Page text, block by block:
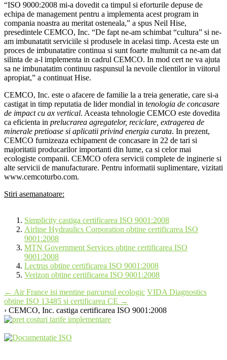
“ISO 9000:2008 mi-a dovedit ca timpul si eforturile depuse de
echipa de management pentru a implementa acest program in
compania noastra au meritat osteneala,” a spus Neil Hise,
presedintele CEMCO, Inc. “De fapt ne-am schimbat “cultura” si ne-
am imbunatatit serviciile si produsele in acelasi timp. Acesta este un
proces de imbunatatire continua si sunt foarte multumit ca ne-am dat
silinta de a-l implementa in cadrul CEMCO. In mod cert ne va ajuta
sa ne imbunatatim continuu raspunsul la nevoile clientilor in viitorul
apropiat,” a continuat Hise.
CEMCO, Inc. este o afacere de familie la a treia generatie, care si-a
castigat in timp reputatia de lider mondial in tenologia de concasare
de impact cu ax vertical. Aceasta tehnologie CEMCO este dovedita
ca eficienta in prelucrarea agregatelor, reciclare, extragerea de
minerale pretioase si aplicatii privind energia curata. In prezent,
CEMCO furnizeaza echipament de concasare in 22 de tari si
majoritatii producarilor importanti din lume, ca si celor mai
ecologiste companii. CEMCO ofera servicii complete de inginerie si
alte servicii de manufacturare. Pentru informatii suplimentare, vizitati
www.cemcoturbo.com.
Stiri asemanatoare:
Simplicity castiga certificarea ISO 9001:2008
Airline Hydraulics Corporation obtine certificarea ISO
9001:2008
MTN Government Services obtine certificarea ISO
9001:2008
Lectrus obtine certificarea ISO 9001:2008
Verizon obtine certificarea ISO 9001:2008
Post
navigation
← Air France isi mentine parcursul ecologic VIDA Diagnostics
obtine ISO 13485 si certificarea CE →
› CEMCO, Inc. castiga certificarea ISO 9001:2008